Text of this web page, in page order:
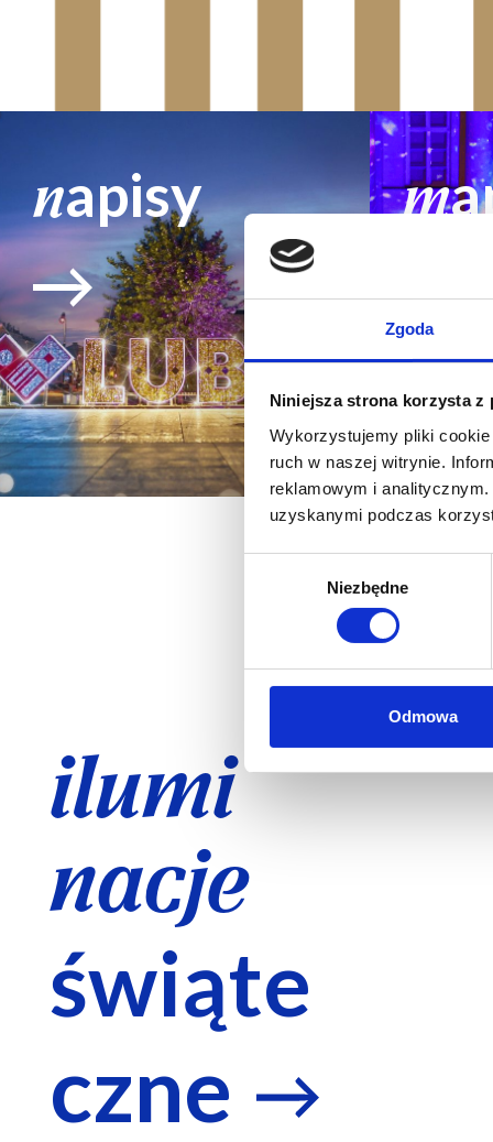
Zgoda
Niniejsza strona korzysta z
Wykorzystujemy pliki
ruch w naszej witrynie.
reklamowym i
uzyskanymi podczas
Niezbędne
Odmowa
napisy m
ilumi
nacje
świąte
czne